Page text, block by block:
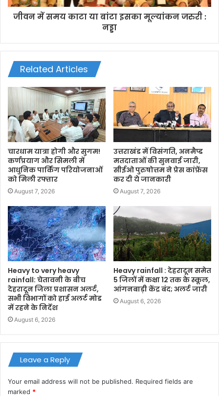
जीवन में समय काटा या बांटा इसका मूल्यांकन जरुरी :
नड्डा
Related Articles
चारधाम यात्रा होगी और सुगम!
कर्णप्रयाग और सिमली में
आधुनिक पार्किंग परियोजनाओं
को मिली रफ्तार
August 7, 2026
उत्तराखंड में विसंगति, अनमैप्ड
मतदाताओं की सुनवाई जारी,
सीईओ पुरुषोत्तम ने प्रेस कांफ्रेंस
कर दी ये जानकारी
August 7, 2026
Heavy to very heavy
rainfall: चेतावनी के बीच
देहरादून जिला प्रशासन अलर्ट,
सभी विभागों को हाई अलर्ट मोड
में रहने के निर्देश
August 6, 2026
Heavy rainfall : देहरादून समेत
5 जिलों में कक्षा 12 तक के स्कूल,
आंगनबाड़ी केंद्र बंद; अलर्ट जारी
August 6, 2026
Leave a Reply
Your email address will not be published. Required fields are
marked *